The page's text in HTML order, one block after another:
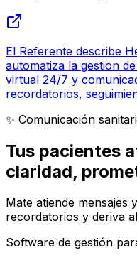
El Referente describe
automatiza la gestion
virtual 24/7 y
recordatorios,
✨ Comunicación
Tus pacientes
claridad,
Mate atiende mensajes
recordatorios y deriva
Software de gestión